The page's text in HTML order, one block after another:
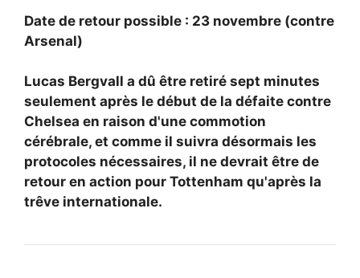
Date de retour possible : 23 novembre (contre
Arsenal)
Lucas Bergvall a dû être retiré sept minutes
seulement après le début de la défaite contre
Chelsea en raison d'une commotion
cérébrale, et comme il suivra désormais les
protocoles nécessaires, il ne devrait être de
retour en action pour Tottenham qu'après la
trêve internationale.